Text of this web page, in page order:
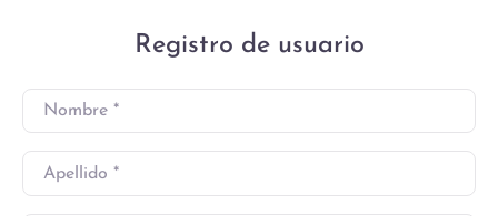
Registro de usuario
Nombre
Apellido *